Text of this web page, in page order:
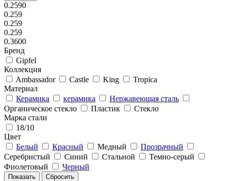
0.2590
0.259
0.259
0.259
0.3600
Бренд
Gipfel
Коллекция
Ambassador
Castle King
Tropica
Материал
Керамика
керамика
Нержавеющая сталь
Органическое стекло
Пластик
Стекло
Марка стали
18/10
Цвет
Белый
Красный Медный
Прозрачный
Серебристый
Синий Стальной
Темно-серый
Фиолетовый
Черный